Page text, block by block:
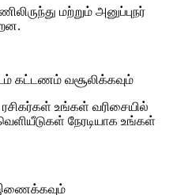
மற்றும் அனுப்புநர்
கட்டணம் வசூலிக்கவும்
உங்கள் வரிசையில்
நேரடியாக உங்கள்